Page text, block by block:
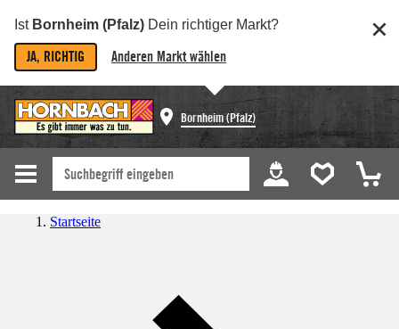
Ist Bornheim (Pfalz) Dein richtiger Markt?
JA, RICHTIG Anderen Markt wählen
Bornheim (Pfalz)
Startseite